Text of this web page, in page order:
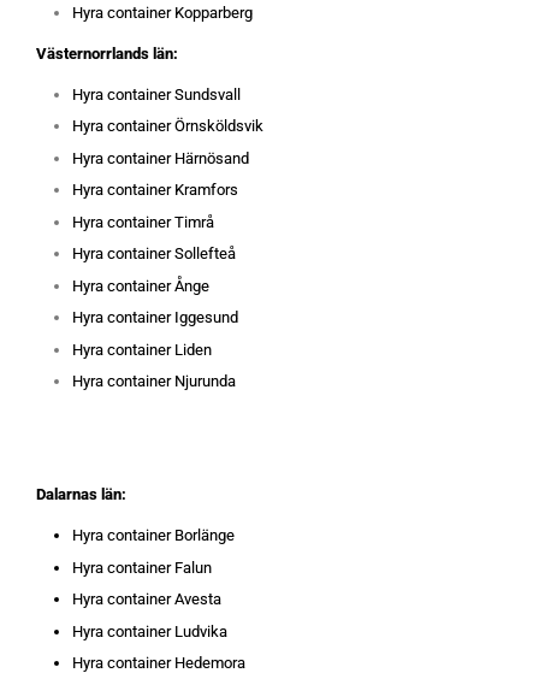
Hyra container Kopparberg
Västernorrlands län:
Hyra container Sundsvall
Hyra container Örnsköldsvik
Hyra container Härnösand
Hyra container Kramfors
Hyra container Timrå
Hyra container Sollefteå
Hyra container Ånge
Hyra container Iggesund
Hyra container Liden
Hyra container Njurunda
Dalarnas län:
Hyra container Borlänge
Hyra container Falun
Hyra container Avesta
Hyra container Ludvika
Hyra container Hedemora